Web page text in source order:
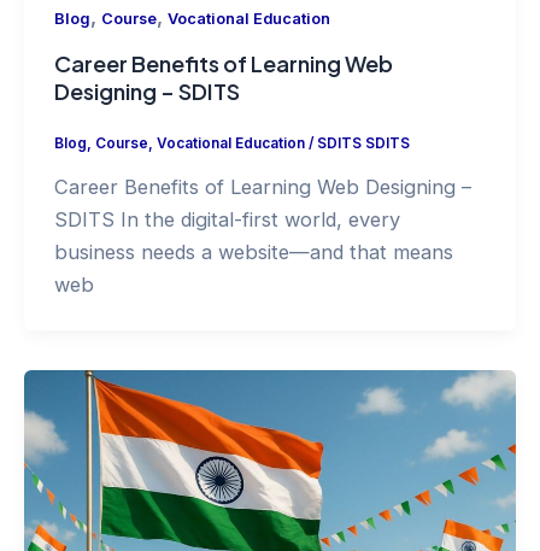
Blog
/alirshadgzb
स्वतंत्रता दिवस 2025, 15 अगस्त का महत्व, SDITS
स्वतंत्रता संदेश भारत का स्वतंत्रता दिवस हर वर्ष 15 अगस्त
को हमें